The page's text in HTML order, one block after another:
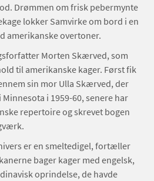
Drømmen om frisk pebermynte
lokker Samvirke om bord i en
amerikanske overtoner.
Morten Skærved, som
til amerikanske kager. Først fik
sin mor Ulla Skærved, der
i 1959-60, senere har
repertoire og skrevet bogen
er en smeltedigel, fortæller
bager kager med engelsk,
oprindelse, de havde